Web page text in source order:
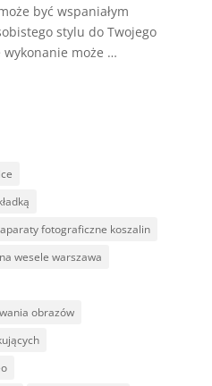
być wspaniałym
stylu do Twojego
wykonanie może …
aparaty fotograficzne koszalin
wesele warszawa
obrazów